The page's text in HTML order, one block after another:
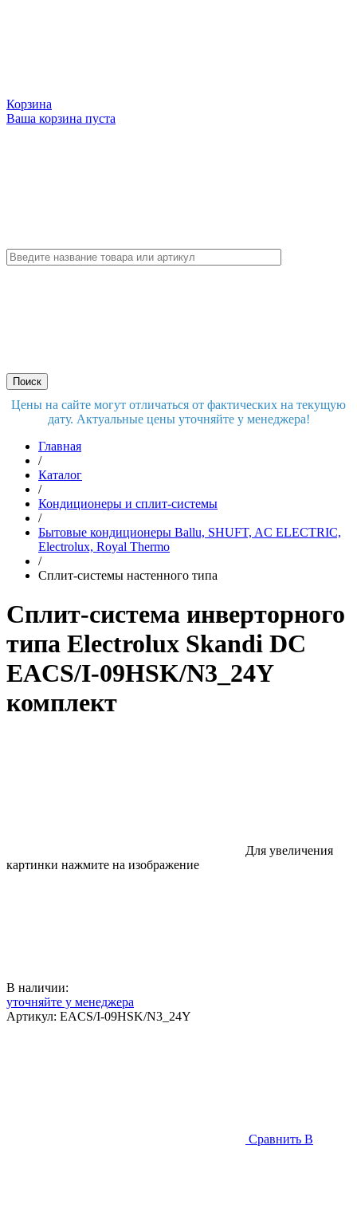
Корзина
Ваша корзина пуста
Цены на сайте могут отличаться от фактических на текущую
дату. Актуальные цены уточняйте у менеджера!
Главная
/
Каталог
/
Кондиционеры и сплит-системы
/
Бытовые кондиционеры Ballu, SHUFT, AC ELECTRIC,
Electrolux, Royal Thermo
/
Сплит-системы настенного типа
Сплит-система инверторного
типа Electrolux Skandi DC
EACS/I-09HSK/N3_24Y
комплект
Для увеличения
картинки нажмите на изображение
В наличии:
уточняйте у менеджера
Артикул: EACS/I-09HSK/N3_24Y
Сравнить В